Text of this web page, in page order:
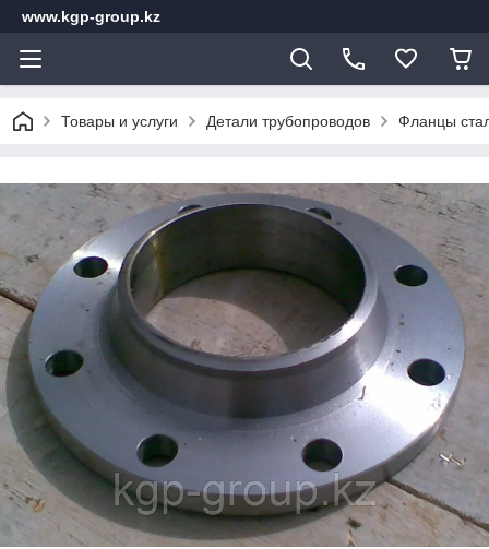
www.kgp-group.kz
Товары и услуги Детали трубопроводов Фланцы